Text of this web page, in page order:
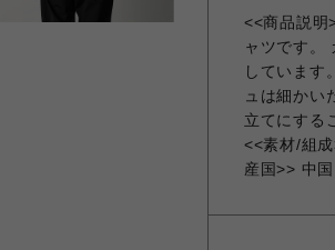
<<商品説明
ャツです。
しています
ュは細かい
立てにする
<<素材/組
産国>> 中国